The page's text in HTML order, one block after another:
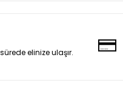
elinize ulaşır.